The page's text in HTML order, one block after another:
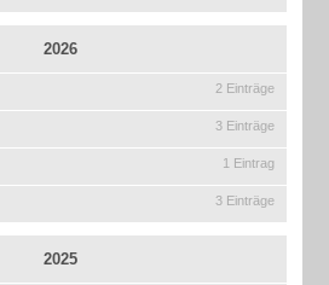
2026
2 Einträge
3 Einträge
1 Eintrag
3 Einträge
2025